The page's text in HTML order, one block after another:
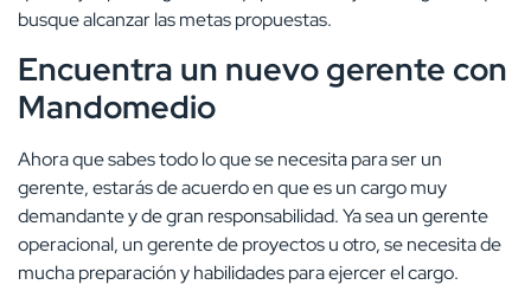
busque alcanzar las metas propuestas.
Encuentra un nuevo gerente con
Mandomedio
Ahora que sabes todo lo que se necesita para ser un
gerente, estarás de acuerdo en que es un cargo muy
demandante y de gran responsabilidad. Ya sea un gerente
operacional, un gerente de proyectos u otro, se necesita de
mucha preparación y habilidades para ejercer el cargo.